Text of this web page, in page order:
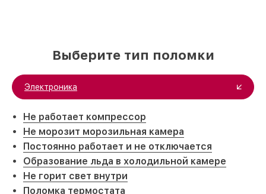
Выберите тип поломки
Электроника
Не работает компрессор
Не морозит морозильная камера
Постоянно работает и не отключается
Образование льда в холодильной камере
Не горит свет внутри
Поломка термостата